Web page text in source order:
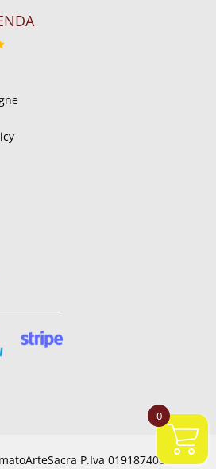
P.Iva 01918740844
0